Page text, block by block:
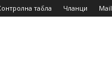
табла Чланци Mail